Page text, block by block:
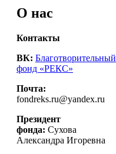
О нас
Контакты
ВК: Благотворительный
фонд «РЕКС»
Почта:
fondreks.ru@yandex.ru
Президент
фонда: Сухова
Александра Игоревна